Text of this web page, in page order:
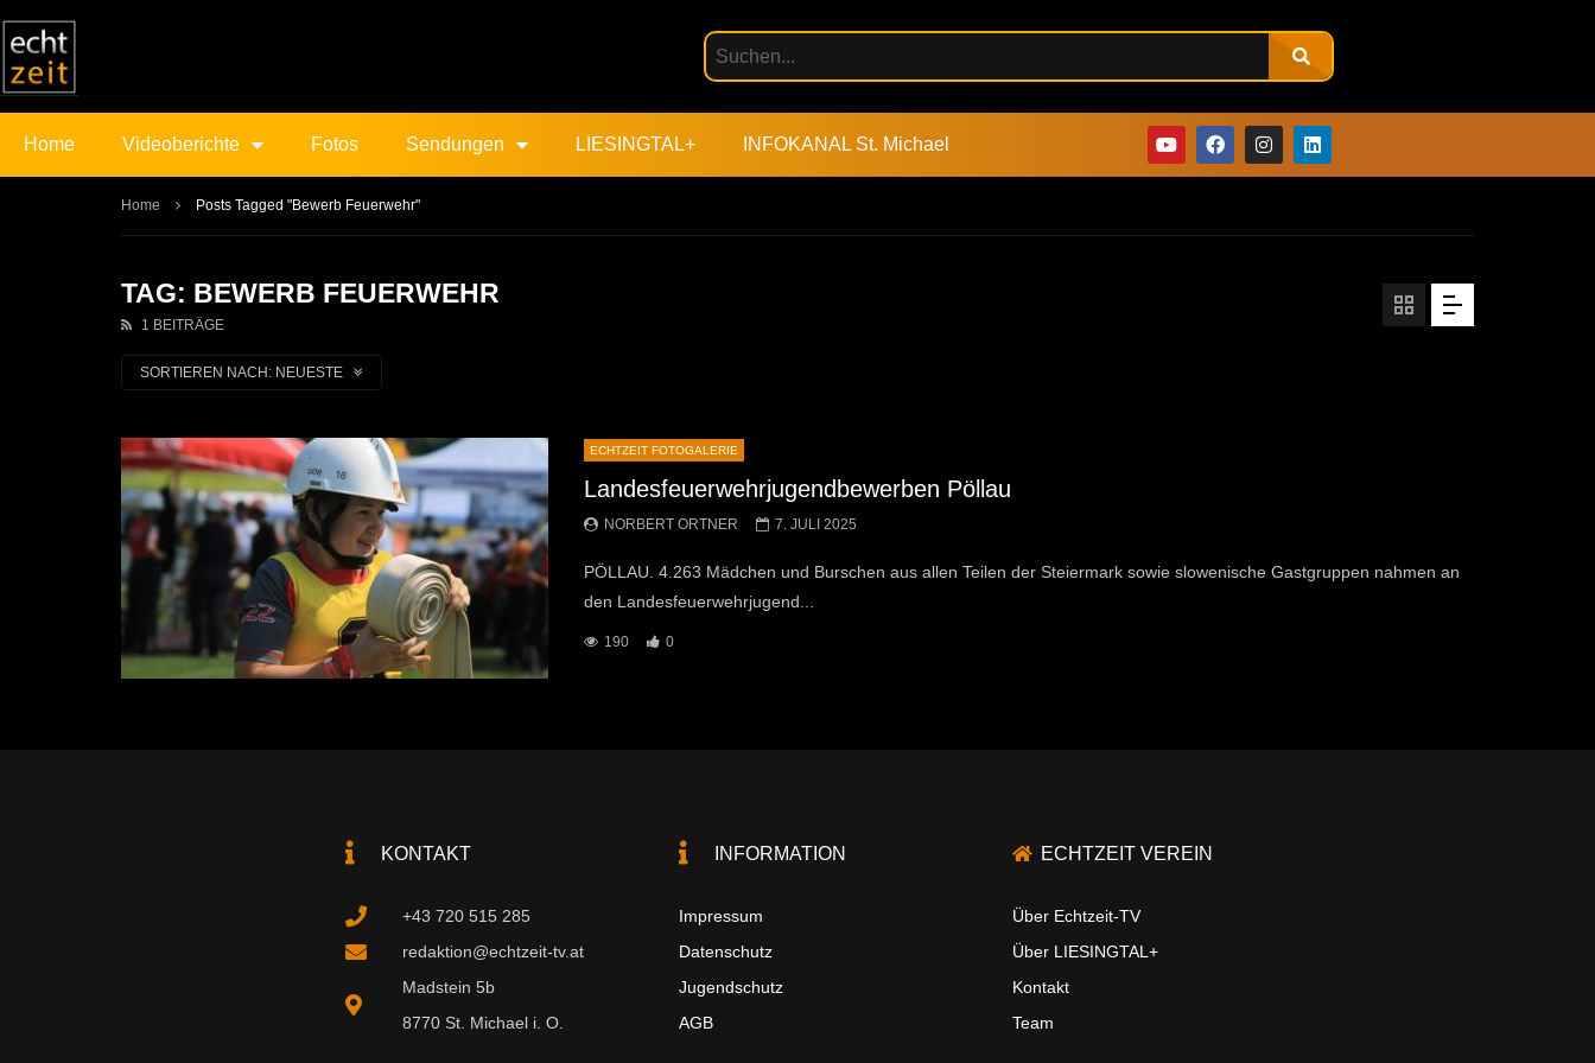
Home Videoberichte Fotos Sendungen LIESINGTAL+ INFOKANAL St. Michael
Home Posts Tagged "Bewerb Feuerwehr"
TAG: BEWERB FEUERWEHR
1 BEITRÄGE
SORTIEREN NACH: NEUESTE
ECHTZEIT FOTOGALERIE
Landesfeuerwehrjugendbewerben Pöllau
NORBERT ORTNER 7. JULI 2025
PÖLLAU. 4.263 Mädchen und Burschen aus allen Teilen der Steiermark sowie slowenische Gastgruppen nahmen an
den Landesfeuerwehrjugend...
190 0
KONTAKT
+43 720 515 285
redaktion@echtzeit-tv.at
Madstein 5b
8770 St. Michael i. O.
INFORMATION
Impressum
Datenschutz
Jugendschutz
AGB
ECHTZEIT VEREIN
Über Echtzeit-TV
Über LIESINGTAL+
Kontakt
Team